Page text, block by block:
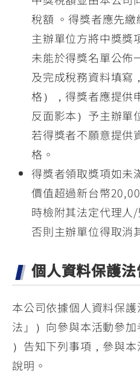
稅額 。得獎者應先繳
主辦單位方將中獎獎
未能於得獎名單公佈
及完成稅務資料填寫
格），得獎者應提供
反面影本）予主辦單
若得獎者不願意提供
格。
得獎者領取獎項如未
價值超過新台幣
時檢附其法定代理人
否則主辦單位得取消
個人資料保護
本公司依據個人資料保
法」）向參與本活動參加
）告知下列事項，參與
說明。